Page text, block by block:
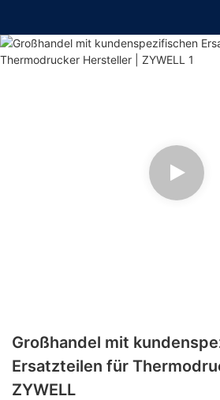
Großhandel mit
Ersatzteilen für
ZYWELL